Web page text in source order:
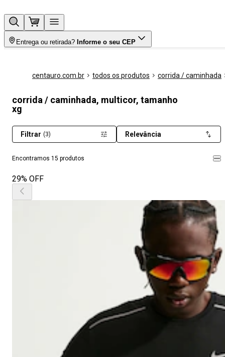
Entrega ou retirada? Informe o seu CEP
centauro.com.br todos os produtos corrida / caminhada
corrida / caminhada, multicor, tamanho
xg
Encontramos 15 produtos
Filtrar (3) Relevância
29% OFF